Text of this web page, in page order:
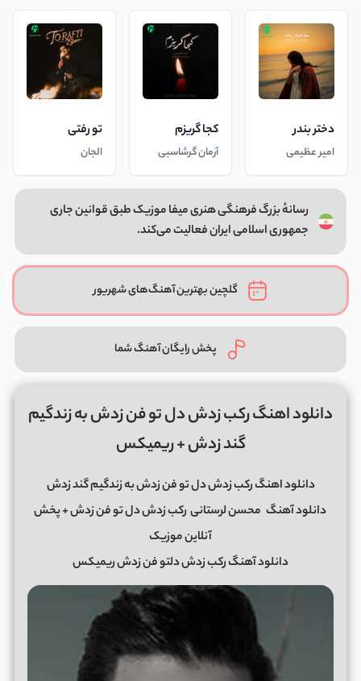
دختر بندر
امیر عظیمی
کجا گریزم
آرمان گرشاسبی
تو رفتی
الجان
رسانهٔ بزرگ فرهنگی هنری میفا موزیک طبق قوانین جاری
جمهوری اسلامی ایران فعالیت می‌کند.
گلچین بهترین آهنگ‌های شهریور
پخش رایگان آهنگ شما
دانلود اهنگ رکب زدش دل تو فن زدش به زندگیم
گند زدش + ریمیکس
دانلود اهنگ رکب زدش دل تو فن زدش به زندگیم گند زدش
دانلود آهنگ محسن لرستانی رکب زدش دل تو فن زدش + پخش
آنلاین موزیک
دانلود آهنگ رکب زدش دلتو فن زدش ریمیکس